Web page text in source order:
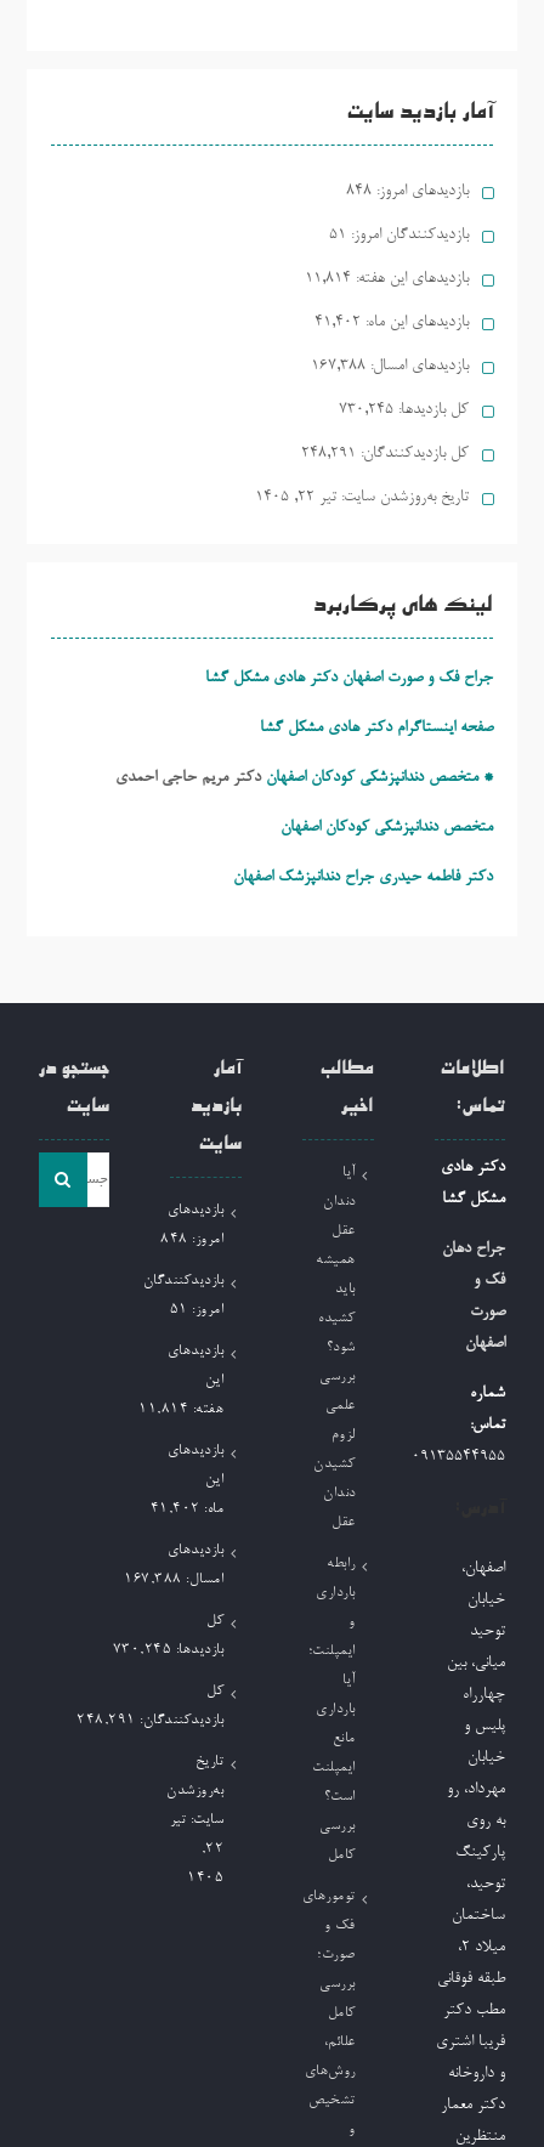
آمار بازدید سایت
بازدیدهای امروز: 848
بازدیدکنندگان امروز: 51
بازدیدهای این هفته: 11,814
بازدیدهای این ماه: 41,402
بازدیدهای امسال: 167,388
کل بازدیدها: 730,245
کل بازدیدکنند‌گان: 248,291
تاریخ به‌روزشدن سایت: تیر ۲۲, ۱۴۰۵
لینک های پرکاربرد
جراح فک و صورت اصفهان دکتر هادی مشکل گشا
صفحه اینستاگرام دکتر هادی مشکل گشا
* متخصص دندانپزشکی کودکان اصفهان دکتر مریم حاجی احمدی
متخصص دندانپزشکی کودکان اصفهان
دکتر فاطمه حیدری جراح دندانپزشک اصفهان
اطلاعات
تماس:
دکتر هادی
مشکل گشا
جراح دهان
فک و
صورت
اصفهان
شماره
تماس:
09135544955
اصفهان،
خیابان
توحید
میانی، بین
چهارراه
پلیس و
خیابان
مهرداد، رو
به روی
پارکینگ
توحید،
ساختمان
میلاد ٢،
طبقه فوقانی
مطب دکتر
فریبا اشتری
و داروخانه
دکتر معمار
منتظرین
مطالب
اخیر
آیا
دندان
عقل
همیشه
باید
کشیده
شود؟
بررسی
علمی
لزوم
کشیدن
دندان
عقل
رابطه
بارداری
و
ایمپلنت؛
آیا
بارداری
مانع
ایمپلنت
است؟
بررسی
کامل
تومورهای
فک و
صورت؛
بررسی
کامل
علائم،
روش‌های
تشخیص
و
آمار
بازدید
سایت
بازدیدهای
امروز: 848
بازدیدکنندگان
امروز: 51
بازدیدهای
این
هفته: 11,814
بازدیدهای
این
ماه: 41,402
بازدیدهای
امسال: 167,388
کل
بازدیدها: 730,245
کل
بازدیدکنند‌گان: 248,291
تاریخ
به‌روزشدن
سایت: تیر
۲۲,
۱۴۰۵
جستجو در
سایت